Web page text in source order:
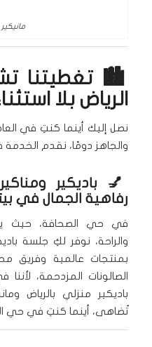
🏙️ تغطيتنا
الرياض بلا
نصل إليك أينما كنتِ في
والجاهز دومًا، نقدم
💅 باديكير
رفاهية الجمال في
في حي الصحافة، حيث
والراحة، نوفر لكِ جلسة
بمنتجات عالمية وفريق
الصالونات المزدحمة،
باديكير منزلي بالرياض
تُضاهى، أينما كنتِ في حي